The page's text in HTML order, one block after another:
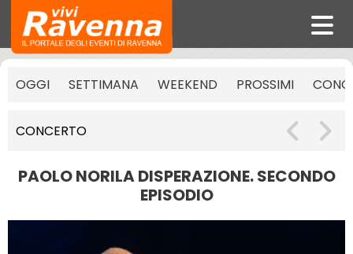
OGGI SETTIMANA WEEKEND PROSSIMI
CONCERTO
PAOLO NORILA DISPERAZIONE. SECONDO
EPISODIO